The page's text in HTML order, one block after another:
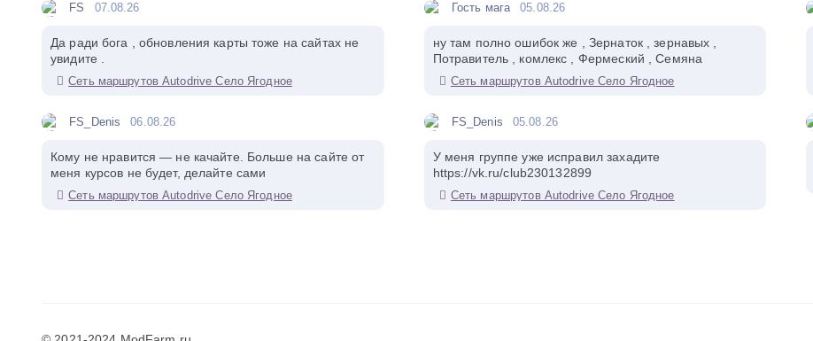
FS 07.08.26
Да ради бога , обновления карты тоже на сайтах не
увидите .
Сеть маршрутов Autodrive Село Ягодное
FS_Denis 06.08.26
Кому не нравится — не качайте. Больше на сайте от
меня курсов не будет, делайте сами
Сеть маршрутов Autodrive Село Ягодное
Гость мага 05.08.26
ну там полно ошибок же , Зернаток , зернавых ,
Потравитель , комлекс , Фермеский , Семяна
Сеть маршрутов Autodrive Село Ягодное
FS_Denis 05.08.26
У меня группе уже исправил захадите
https://vk.ru/club230132899
Сеть маршрутов Autodrive Село Ягодное